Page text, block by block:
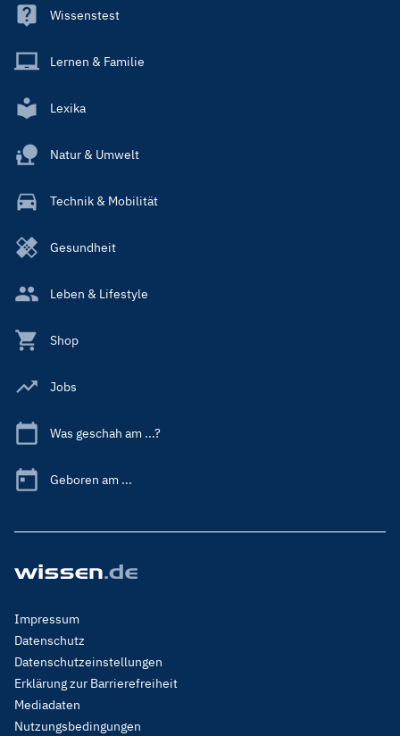
Wissenstest
Lernen & Familie
Lexika
Natur & Umwelt
Technik & Mobilität
Gesundheit
Leben & Lifestyle
Shop
Jobs
Was geschah am ...?
Geboren am ...
Footer
Menu
Legal
Impressum
Datenschutz
Datenschutzeinstellungen
Erklärung zur Barrierefreiheit
Mediadaten
Nutzungsbedingungen